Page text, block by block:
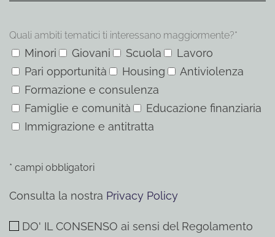
Quali ambiti tematici ti interessano maggiormente?*
Minori Giovani Scuola
Lavoro
Pari opportunità
Housing
Antiviolenza
Formazione e consulenza
Famiglie e comunità
Educazione finanziaria
Immigrazione e antitratta
* campi obbligatori
Consulta la nostra Privacy Policy
DO' IL CONSENSO ai sensi del Regolamento